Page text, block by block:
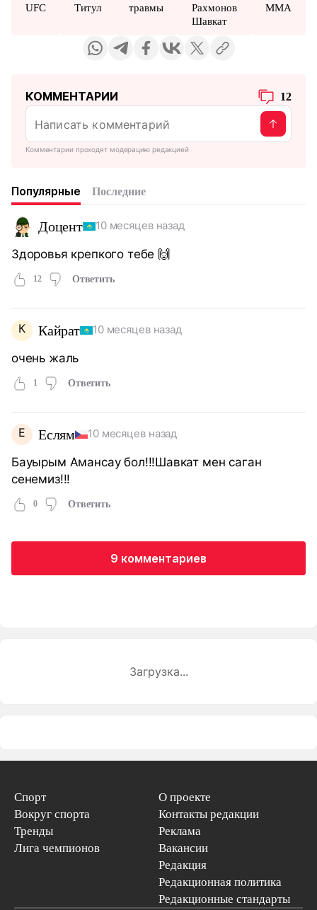
UFC Титул травмы
Рахмонов
Шавкат
MMA
КОММЕНТАРИИ 12
Комментарии проходят модерацию редакцией
Популярные Последние
Доцент 10 месяцев назад
Здоровья крепкого тебе 🙌
12 Ответить
К Кайрат 10 месяцев назад
очень жаль
1 Ответить
Е Еслям 10 месяцев назад
Бауырым Амансау бол!!!Шавкат мен саган
сенемиз!!!
0 Ответить
9 комментариев
Загрузка...
Спорт
Вокруг спорта
Тренды
Лига чемпионов
О проекте
Контакты редакции
Реклама
Вакансии
Редакция
Редакционная политика
Редакционные стандарты